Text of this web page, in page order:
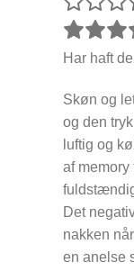
Har haft
Skøn og
og den
luftig og
af memory
Det
nakken
en anelse